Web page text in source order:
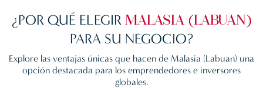
¿POR QUÉ ELEGIR MALASIA (LABUAN)
PARA SU NEGOCIO?
Explore las ventajas únicas que hacen de Malasia (Labuan) una
opción destacada para los emprendedores e inversores
globales.